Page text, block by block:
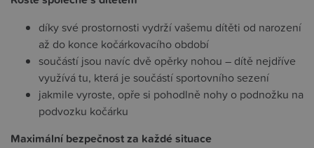
díky své prostornosti vydrží vašemu dítěti od narození
až do konce kočárkovacího období
součástí jsou navíc dvě opěrky nohou – dítě nejdříve
využívá tu, která je součástí sportovního sezení
jakmile vyroste, opře si pohodlně nohy o podnožku na
podvozku kočárku
Maximální bezpečnost za každé situace